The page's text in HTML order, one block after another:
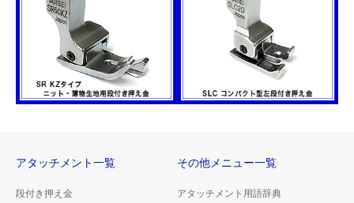
バインダー用段付き押え
SCシリーズ
A50三つ折りヘマー用押
アタッチメント一覧
段付き押え金
その他メニュー一覧
アタッチメント用語辞典